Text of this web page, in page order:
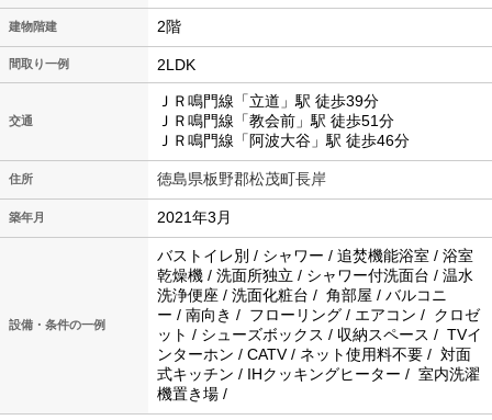
建物階建 2階
間取り一例 2LDK
交通
ＪＲ鳴門線「立道」駅 徒歩39分
ＪＲ鳴門線「教会前」駅 徒歩51分
ＪＲ鳴門線「阿波大谷」駅 徒歩46分
住所 徳島県板野郡松茂町長岸
築年月 2021年3月
設備・条件の一例
バストイレ別 / シャワー / 追焚機能浴室 / 浴室
乾燥機 / 洗面所独立 / シャワー付洗面台 / 温水
洗浄便座 / 洗面化粧台 / 角部屋 / バルコニ
ー / 南向き / フローリング / エアコン / クロゼ
ット / シューズボックス / 収納スペース / TVイ
ンターホン / CATV / ネット使用料不要 / 対面
式キッチン / IHクッキングヒーター / 室内洗濯
機置き場 /